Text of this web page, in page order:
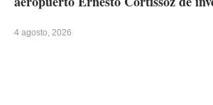
4 agosto, 2026